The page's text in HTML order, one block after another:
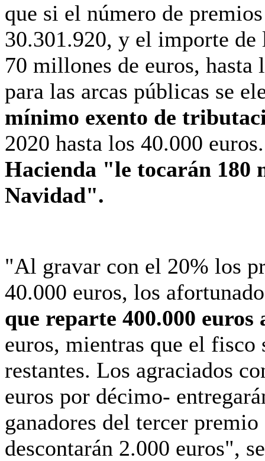
que si el número de
30.301.920, y el importe de
70 millones de euros,
para las arcas públicas se
mínimo exento de
2020 hasta los 40.000
Hacienda "le tocarán 180
Navidad".
"Al gravar con el 20% los
40.000 euros, los
que reparte 400.000 euros
euros, mientras que el fisco
restantes. Los agraciados
euros por décimo-
ganadores del tercer
descontarán 2.000 euros",